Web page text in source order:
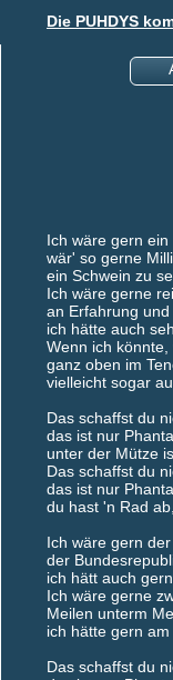
Die PUHDYS
Ich wäre gern
wär' so gerne
ein Schwein zu
Ich wäre gerne
an Erfahrung
ich hätte auch
Wenn ich
ganz oben im
vielleicht sogar
Das schaffst du
das ist nur
unter der Mütze
Das schaffst du
das ist nur
du hast 'n Rad
Ich wäre gern
der
ich hätt auch
Ich wäre gerne
Meilen unterm
ich hätte gern
Das schaffst du